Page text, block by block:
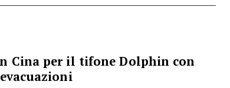
Cina per il tifone Dolphin con